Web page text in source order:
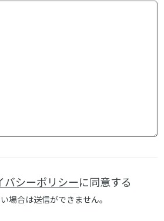
バシーポリシーに同意する
場合は送信ができません。